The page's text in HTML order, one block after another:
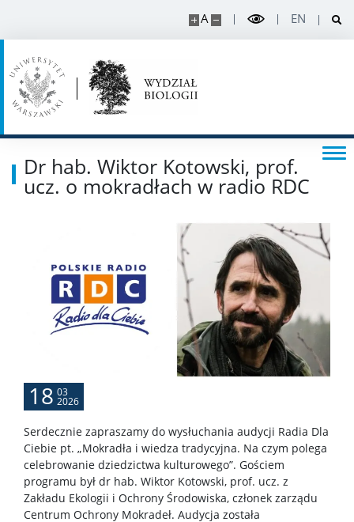
A EN
Wymiana akademicka
Staże i stypendia w projektach
Sprawy studenckie
Organizacje studenckie
Rada Dydaktyczna
DOKTORANT
PRACOWNIK
Intranet
Dr hab. Wiktor Kotowski, prof.
ucz. o mokradłach w radio RDC
18 03
2026
Serdecznie zapraszamy do wysłuchania audycji Radia Dla
Ciebie pt. „Mokradła i wiedza tradycyjna. Na czym polega
celebrowanie dziedzictwa kulturowego”. Gościem
programu był dr hab. Wiktor Kotowski, prof. ucz. z
Zakładu Ekologii i Ochrony Środowiska, członek zarządu
Centrum Ochrony Mokradeł. Audycja została